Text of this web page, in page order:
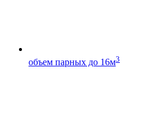
объем парных до 16м3